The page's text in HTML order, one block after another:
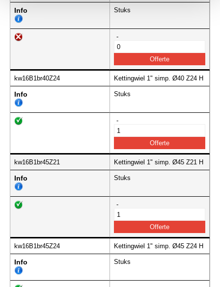
Info Stuks
-
kw16B1br40Z24 Kettingwiel 1" simp. Ø40 Z24 H
Info Stuks
-
kw16B1br45Z21 Kettingwiel 1" simp. Ø45 Z21 H
Info Stuks
-
kw16B1br45Z24 Kettingwiel 1" simp. Ø45 Z24 H
Info Stuks